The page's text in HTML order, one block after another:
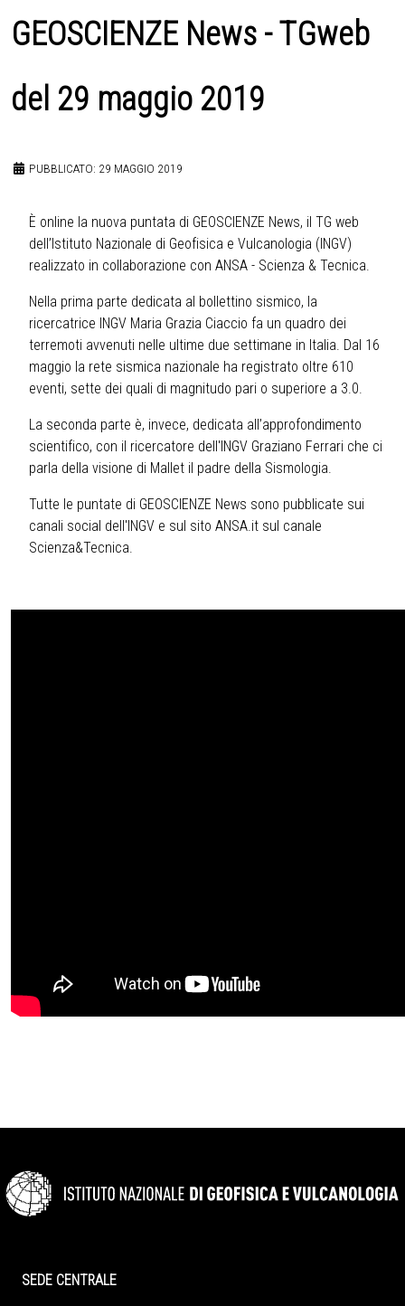
GEOSCIENZE News - TGweb
del 29 maggio 2019
PUBBLICATO: 29 MAGGIO 2019
È online la nuova puntata di GEOSCIENZE News, il TG web
dell’Istituto Nazionale di Geofisica e Vulcanologia (INGV)
realizzato in collaborazione con ANSA - Scienza & Tecnica.
Nella prima parte dedicata al bollettino sismico, la
ricercatrice INGV Maria Grazia Ciaccio fa un quadro dei
terremoti avvenuti nelle ultime due settimane in Italia. Dal 16
maggio la rete sismica nazionale ha registrato oltre 610
eventi, sette dei quali di magnitudo pari o superiore a 3.0.
La seconda parte è, invece, dedicata all’approfondimento
scientifico, con il ricercatore dell'INGV Graziano Ferrari che ci
parla della visione di Mallet il padre della Sismologia.
Tutte le puntate di GEOSCIENZE News sono pubblicate sui
canali social dell'INGV e sul sito ANSA.it sul canale
Scienza&Tecnica.
SEDE CENTRALE